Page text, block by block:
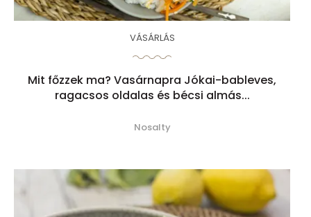
VÁSÁRLÁS
Mit főzzek ma? Vasárnapra Jókai-bableves,
ragacsos oldalas és bécsi almás...
Nosalty